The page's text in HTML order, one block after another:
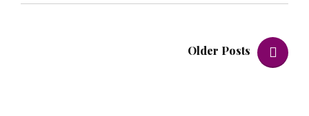
Older Posts